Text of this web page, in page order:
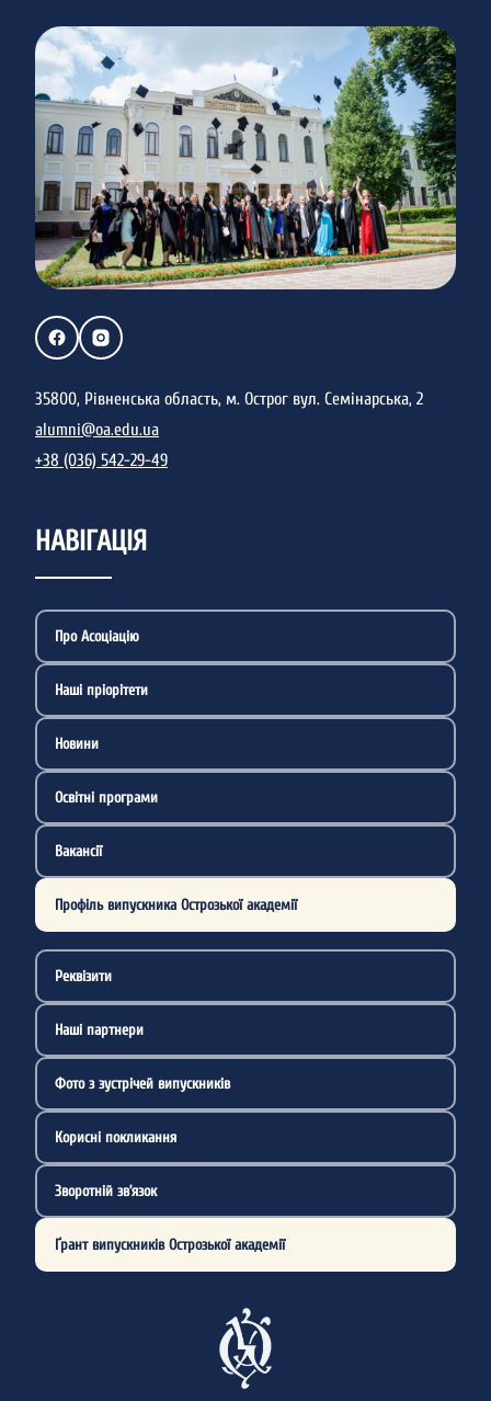
35800, Рівненська область, м. Острог вул. Семінарська, 2
alumni@oa.edu.ua
+38 (036) 542-29-49
НАВІГАЦІЯ
Про Асоціацію
Наші пріорітети
Новини
Освітні програми
Вакансії
Профіль випускника Острозької академії
Реквізити
Наші партнери
Фото з зустрічей випускників
Корисні покликання
Зворотній зв’язок
Ґрант випускників Острозької академії